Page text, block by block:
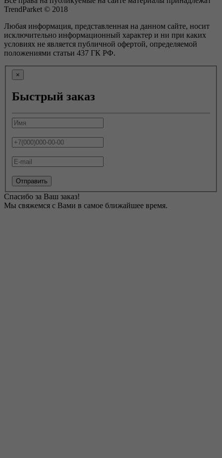
TrendParket © 2018
Любая информация, представленная на данном сайте, носит
исключительно информационный характер и ни при каких
условиях не является публичной офертой, определяемой
положениями статьи 437 ГК РФ.
×
Быстрый заказ
Отправить
Спасибо за Ваш заказ!
Мы свяжемся с Вами в самое ближайшее время.